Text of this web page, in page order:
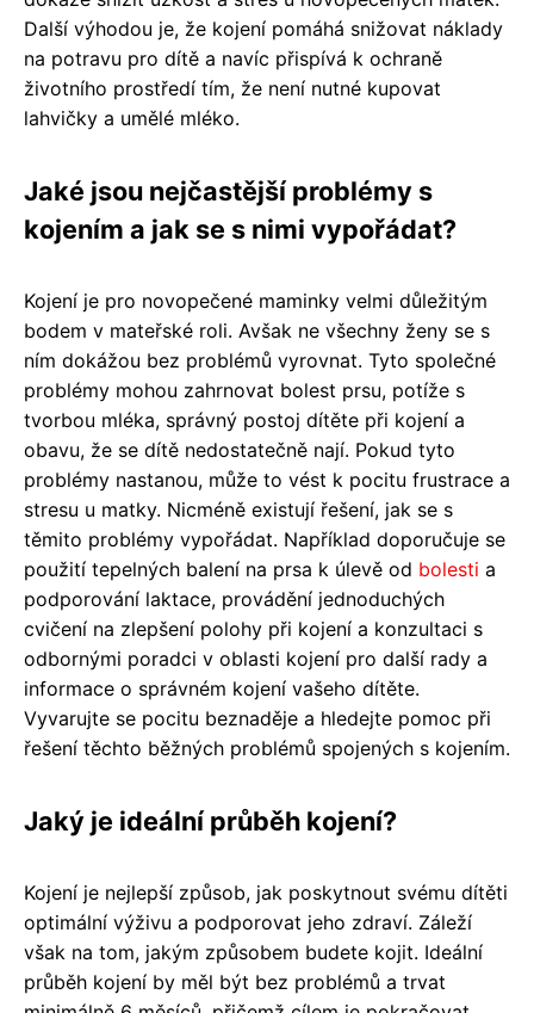
Další výhodou je, že kojení pomáhá snižovat náklady
na potravu pro dítě a navíc přispívá k ochraně
životního prostředí tím, že není nutné kupovat
lahvičky a umělé mléko.
Jaké jsou nejčastější problémy s
kojením a jak se s nimi vypořádat?
Kojení je pro novopečené maminky velmi důležitým
bodem v mateřské roli. Avšak ne všechny ženy se s
ním dokážou bez problémů vyrovnat. Tyto společné
problémy mohou zahrnovat bolest prsu, potíže s
tvorbou mléka, správný postoj dítěte při kojení a
obavu, že se dítě nedostatečně nají. Pokud tyto
problémy nastanou, může to vést k pocitu frustrace a
stresu u matky. Nicméně existují řešení, jak se s
těmito problémy vypořádat. Například doporučuje se
použití tepelných balení na prsa k úlevě od bolesti a
podporování laktace, provádění jednoduchých
cvičení na zlepšení polohy při kojení a konzultaci s
odbornými poradci v oblasti kojení pro další rady a
informace o správném kojení vašeho dítěte.
Vyvarujte se pocitu beznaděje a hledejte pomoc při
řešení těchto běžných problémů spojených s kojením.
Jaký je ideální průběh kojení?
Kojení je nejlepší způsob, jak poskytnout svému dítěti
optimální výživu a podporovat jeho zdraví. Záleží
však na tom, jakým způsobem budete kojit. Ideální
průběh kojení by měl být bez problémů a trvat